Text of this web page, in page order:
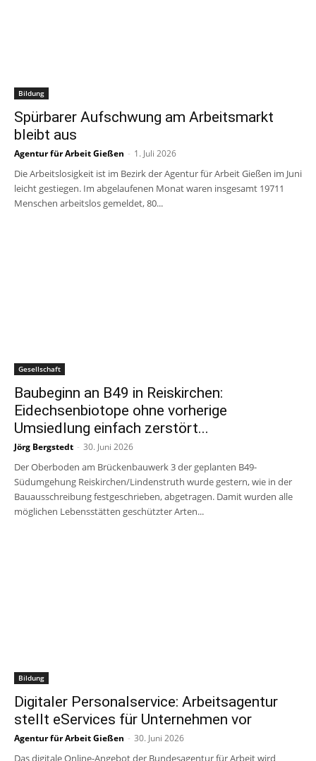
Bildung
Spürbarer Aufschwung am Arbeitsmarkt
bleibt aus
Agentur für Arbeit Gießen - 1. Juli 2026
Die Arbeitslosigkeit ist im Bezirk der Agentur für Arbeit Gießen im Juni
leicht gestiegen. Im abgelaufenen Monat waren insgesamt 19711
Menschen arbeitslos gemeldet, 80...
Gesellschaft
Baubeginn an B49 in Reiskirchen:
Eidechsenbiotope ohne vorherige
Umsiedlung einfach zerstört...
Jörg Bergstedt - 30. Juni 2026
Der Oberboden am Brückenbauwerk 3 der geplanten B49-
Südumgehung Reiskirchen/Lindenstruth wurde gestern, wie in der
Bauausschreibung festgeschrieben, abgetragen. Damit wurden alle
möglichen Lebensstätten geschützter Arten...
Bildung
Digitaler Personalservice: Arbeitsagentur
stellt eServices für Unternehmen vor
Agentur für Arbeit Gießen - 30. Juni 2026
Das digitale Online-Angebot der Bundesagentur für Arbeit wird